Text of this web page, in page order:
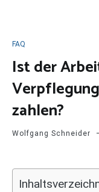
FAQ
Ist der
zahlen?
Wolfgang Schneider